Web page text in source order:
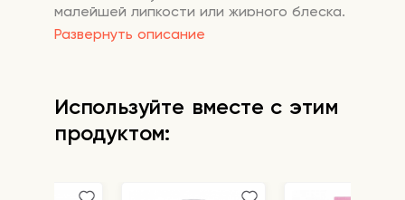
Развернуть описание
малейшей липкости или жирного блеска.
В составе:
путем подавления активности
тирозиназы – фермента, который играет
центральную роль в синтезе меланина.
Эффективно борется с существующей
Используйте вместе с этим
продуктом: